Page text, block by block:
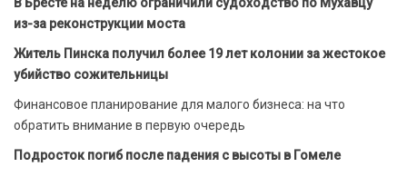
В Бресте на неделю ограничили судоходство по Мухавцу
из-за реконструкции моста
Житель Пинска получил более 19 лет колонии за жестокое
убийство сожительницы
Финансовое планирование для малого бизнеса: на что
обратить внимание в первую очередь
Подросток погиб после падения с высоты в Гомеле